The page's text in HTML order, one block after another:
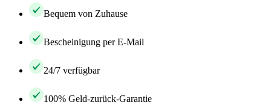
Bequem von Zuhause
Bescheinigung per E-Mail
24/7 verfügbar
100% Geld-zurück-Garantie